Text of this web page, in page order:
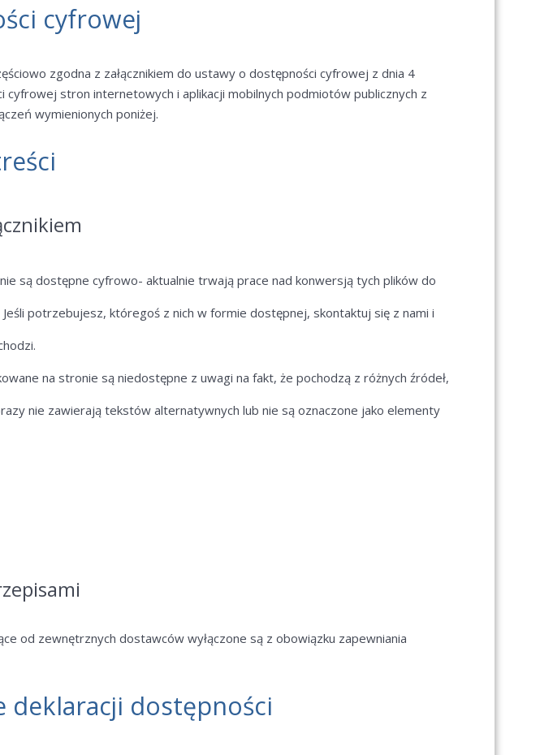
cyfrowej
zgodna z załącznikiem do ustawy o dostępności cyfrowej z dnia 4
cyfrowej stron internetowych i aplikacji mobilnych podmiotów publicznych z
wymienionych poniżej.
są dostępne cyfrowo- aktualnie trwają prace nad konwersją tych plików do
potrzebujesz, któregoś z nich w formie dostępnej, skontaktuj się z nami i
na stronie są niedostępne z uwagi na fakt, że pochodzą z różnych źródeł,
nie zawierają tekstów alternatywnych lub nie są oznaczone jako elementy
od zewnętrznych dostawców wyłączone są z obowiązku zapewniania
deklaracji dostępności